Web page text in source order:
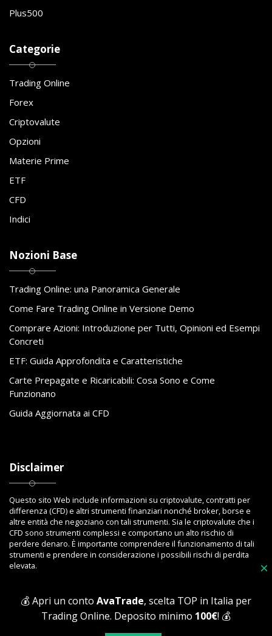
×
💰 Apri un conto AvaTrade, scelta TOP in Italia per
Trading Online. Deposito minimo 100€! 💰
Plus500
Categorie
Trading Online
Forex
Criptovalute
Opzioni
Materie Prime
ETF
CFD
Indici
Nozioni Base
Trading Online: una Panoramica Generale
Come Fare Trading Online in Versione Demo
Comprare Azioni: Introduzione per Tutti, Opinioni ed Esempi
Concreti
ETF: Guida Approfondita e Caratteristiche
Carte Prepagate e Ricaricabili: Cosa Sono e Come
Funzionano
Guida Aggiornata ai CFD
Disclaimer
Questo sito Web include informazioni su criptovalute, contratti per
differenza (CFD) e altri strumenti finanziari nonché broker, borse e
altre entità che negoziano con tali strumenti. Sia le criptovalute che i
CFD sono strumenti complessi e comportano un alto rischio di
perdere denaro. È importante comprendere il funzionamento di tali
strumenti e prendere in considerazione i possibili rischi di perdita
elevata.
Copyright © 2023 Toptrading.org - Edito da ViboBet - Sede legale: Via
Ipponium 8 - 89853 San Gregorio D'Ippona (VV) - P.IVA 03393810795 -